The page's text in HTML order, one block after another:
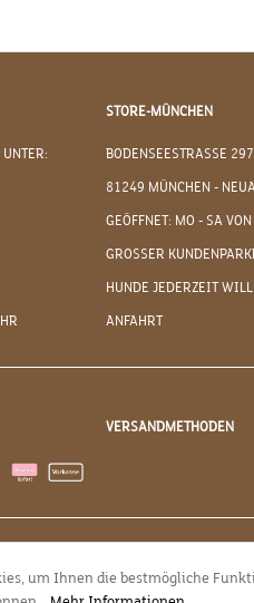
STORE-MÜNCHEN
BODENSEESTRASSE 297
81249 MÜNCHEN -
GEÖFFNET: MO - SA
GROSSER
HUNDE JEDERZEIT
ANFAHRT
VERSANDMETHODEN
um Ihnen die bestmögliche